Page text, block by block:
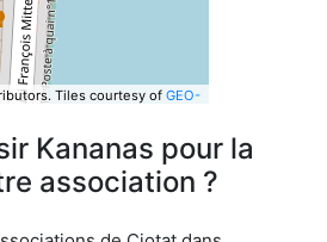
Tiles courtesy of GEO-
Kananas pour la
association ?